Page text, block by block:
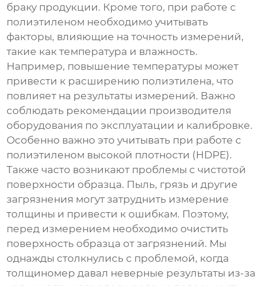
браку продукции. Кроме того, при работе с
полиэтиленом необходимо учитывать
факторы, влияющие на точность измерений,
такие как температура и влажность.
Например, повышение температуры может
привести к расширению полиэтилена, что
повлияет на результаты измерений. Важно
соблюдать рекомендации производителя
оборудования по эксплуатации и калибровке.
Особенно важно это учитывать при работе с
полиэтиленом высокой плотности (HDPE).
Также часто возникают проблемы с чистотой
поверхности образца. Пыль, грязь и другие
загрязнения могут затруднить измерение
толщины и привести к ошибкам. Поэтому,
перед измерением необходимо очистить
поверхность образца от загрязнений. Мы
однажды столкнулись с проблемой, когда
толщиномер давал неверные результаты из-за